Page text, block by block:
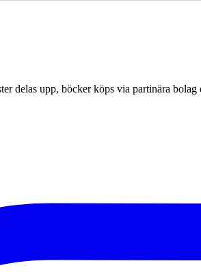
delas upp, böcker köps via partinära